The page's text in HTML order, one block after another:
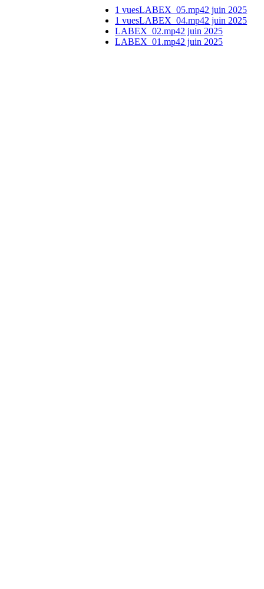
1 vuesLABEX_05.mp42 juin 2025
1 vuesLABEX_04.mp42 juin 2025
LABEX_02.mp42 juin 2025
LABEX_01.mp42 juin 2025